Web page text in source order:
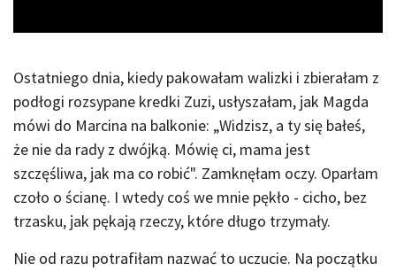
Ostatniego dnia, kiedy pakowałam walizki i zbierałam z
podłogi rozsypane kredki Zuzi, usłyszałam, jak Magda
mówi do Marcina na balkonie: „Widzisz, a ty się bałeś,
że nie da rady z dwójką. Mówię ci, mama jest
szczęśliwa, jak ma co robić". Zamknęłam oczy. Oparłam
czoło o ścianę. I wtedy coś we mnie pękło - cicho, bez
trzasku, jak pękają rzeczy, które długo trzymały.
Nie od razu potrafiłam nazwać to uczucie. Na początku